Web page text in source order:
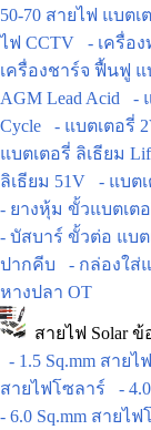
50-70 สายไฟ แบตเ
ไฟ CCTV
- เครื่อ
เครื่องชาร์จ ฟื้นฟู แ
AGM Lead Acid
-
Cycle
- แบตเตอรี่
แบตเตอรี่ ลิเธียม
ลิเธียม 51V
- แบต
- ยางหุ้ม ขั้วแบตเต
- บัสบาร์ ขั้วต่อ แบต
ปากคีบ
- กล่องใส่
หางปลา OT
สายไฟ Solar ข้
- 1.5 Sq.mm สายไ
สายไฟโซลาร์
-
- 6.0 Sq.mm สายไ